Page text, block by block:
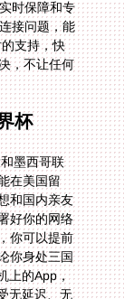
杯
墨西哥联
在美国留
国内亲友
你的网络
你可以提前
定的节点。无论你身处三国
一样，打开手机上的App，
弹幕互动，享受无延迟、无